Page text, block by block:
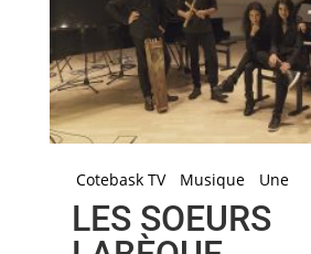
Cotebask TV Musique Une
LES SOEURS